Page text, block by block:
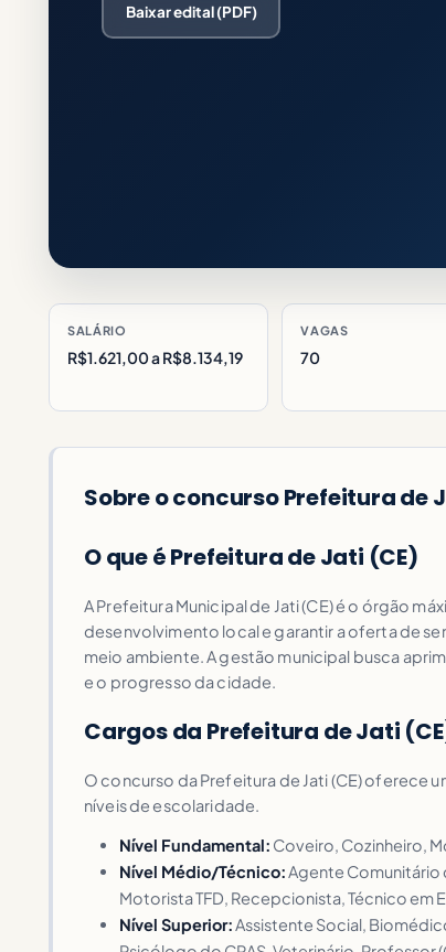
Baixar edital (PDF)
SALÁRIO
R$1.621,00 a R$8.134,19
VAGAS
70
Sobre o concurso Prefeitura de
O que é Prefeitura de Jati (CE)
A Prefeitura Municipal de Jati (CE) é o órgão
desenvolvimento local e garantir a oferta de
meio ambiente. A gestão municipal busca
e o progresso da cidade.
Cargos da Prefeitura de Jati
O concurso da Prefeitura de Jati (CE) oferece
níveis de escolaridade.
Nível Fundamental: Coveiro, Cozinheiro,
Nível Médio/Técnico:Agente Comunitário
Motorista TFD, Recepcionista, Técnico em
Nível Superior:Assistente Social,